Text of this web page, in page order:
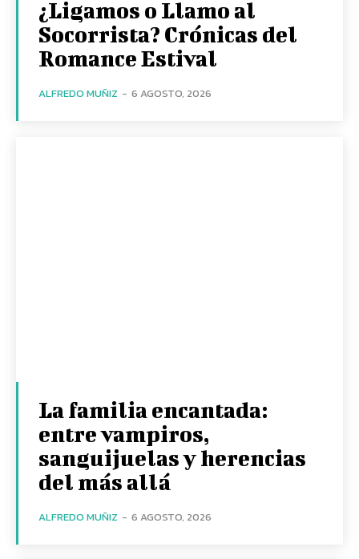
¿Ligamos o Llamo al
Socorrista? Crónicas del
Romance Estival
ALFREDO MUÑIZ - 6 AGOSTO, 2026
La familia encantada:
entre vampiros,
sanguijuelas y herencias
del más allá
ALFREDO MUÑIZ - 6 AGOSTO, 2026